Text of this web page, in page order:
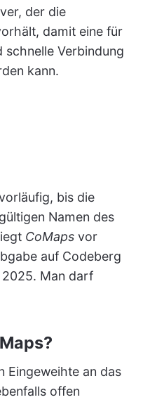
der die
damit eine für
schnelle Verbindung
kann.
bis die
Namen des
CoMapsvor
auf Codeberg
Man darf
Eingeweihte an das
offen